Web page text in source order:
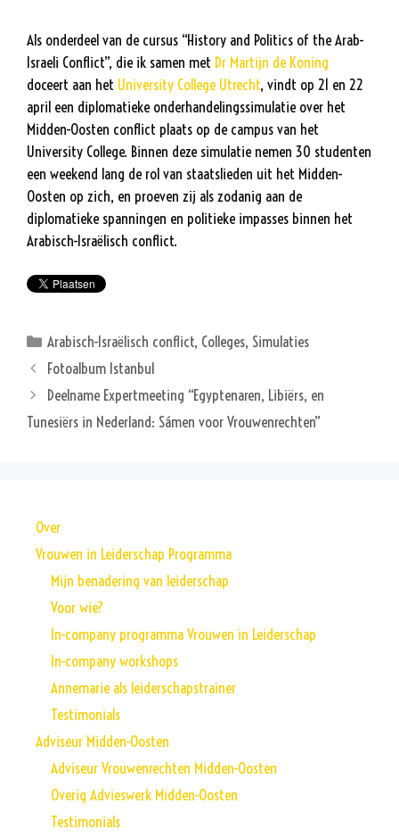
Als onderdeel van de cursus “History and Politics of the Arab-
Israeli Conflict”, die ik samen met Dr Martijn de Koning
doceert aan het University College Utrecht, vindt op 21 en 22
april een diplomatieke onderhandelingssimulatie over het
Midden-Oosten conflict plaats op de campus van het
University College. Binnen deze simulatie nemen 30 studenten
een weekend lang de rol van staatslieden uit het Midden-
Oosten op zich, en proeven zij als zodanig aan de
diplomatieke spanningen en politieke impasses binnen het
Arabisch-Israëlisch conflict.
Categorieën
Arabisch-Israëlisch conflict, Colleges, Simulaties
Fotoalbum Istanbul
Deelname Expertmeeting “Egyptenaren, Libiërs, en
Tunesiërs in Nederland: Sámen voor Vrouwenrechten”
Over
Vrouwen in Leiderschap Programma
Mijn benadering van leiderschap
Voor wie?
In-company programma Vrouwen in Leiderschap
In-company workshops
Annemarie als leiderschapstrainer
Testimonials
Adviseur Midden-Oosten
Adviseur Vrouwenrechten Midden-Oosten
Overig Advieswerk Midden-Oosten
Testimonials